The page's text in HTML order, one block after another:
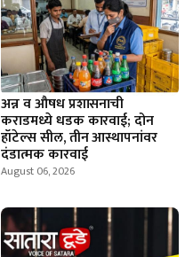
अन्न व औषध प्रशासनाची
कराडमध्ये धडक कारवाई; दोन
हॉटेल्स सील, तीन आस्थापनांवर
दंडात्मक कारवाई
August 06, 2026